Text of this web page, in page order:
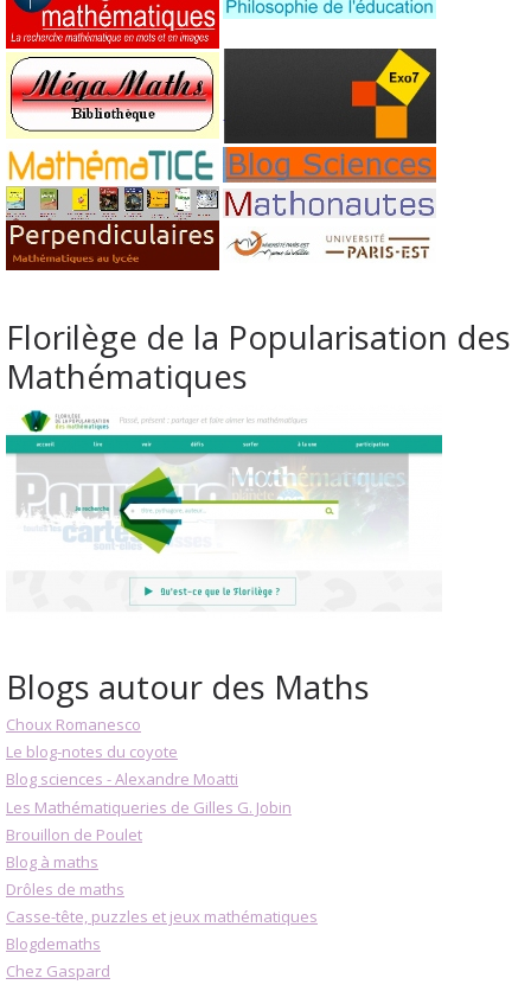
Florilège de la Popularisation des
Mathématiques
Blogs autour des Maths
Choux Romanesco
Le blog-notes du coyote
Blog sciences - Alexandre Moatti
Les Mathématiqueries de Gilles G. Jobin
Brouillon de Poulet
Blog à maths
Drôles de maths
Casse-tête, puzzles et jeux mathématiques
Blogdemaths
Chez Gaspard